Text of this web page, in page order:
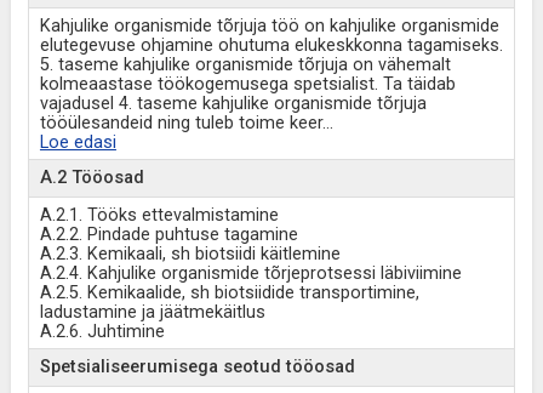
Kahjulike organismide tõrjuja töö on kahjulike organismide
elutegevuse ohjamine ohutuma elukeskkonna tagamiseks.
5. taseme kahjulike organismide tõrjuja on vähemalt
kolmeaastase töökogemusega spetsialist. Ta täidab
vajadusel 4. taseme kahjulike organismide tõrjuja
tööülesandeid ning tuleb toime keer...
Loe edasi
A.2 Tööosad
A.2.1. Tööks ettevalmistamine
A.2.2. Pindade puhtuse tagamine
A.2.3. Kemikaali, sh biotsiidi käitlemine
A.2.4. Kahjulike organismide tõrjeprotsessi läbiviimine
A.2.5. Kemikaalide, sh biotsiidide transportimine,
ladustamine ja jäätmekäitlus
A.2.6. Juhtimine
Spetsialiseerumisega seotud tööosad